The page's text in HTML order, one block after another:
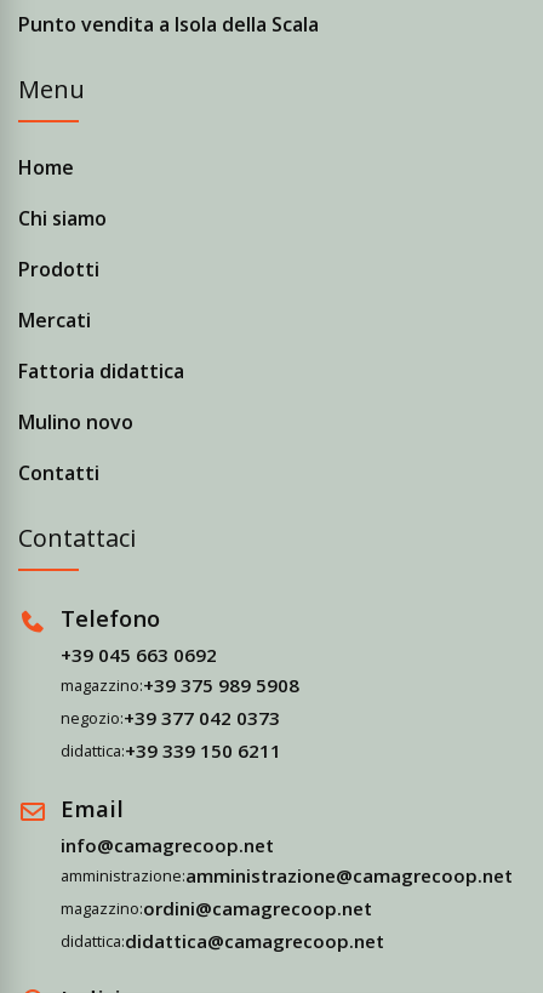
Punto vendita a Isola della Scala
Menu
Home
Chi siamo
Prodotti
Mercati
Fattoria didattica
Mulino novo
Contatti
Contattaci
Telefono
+39 045 663 0692
magazzino:+39 375 989 5908
negozio:+39 377 042 0373
didattica:+39 339 150 6211
Email
info@camagrecoop.net
amministrazione:amministrazione@camagrecoop.net
magazzino:ordini@camagrecoop.net
didattica:didattica@camagrecoop.net